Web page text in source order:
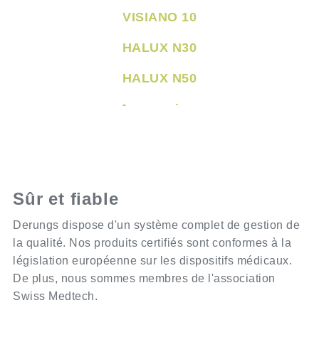
VISIANO 10
HALUX N30
HALUX N50
Accessoires
Sûr et fiable
Derungs dispose d'un système complet de gestion de
la qualité. Nos produits certifiés sont conformes à la
législation européenne sur les dispositifs médicaux.
De plus, nous sommes membres de l'association
Swiss Medtech.